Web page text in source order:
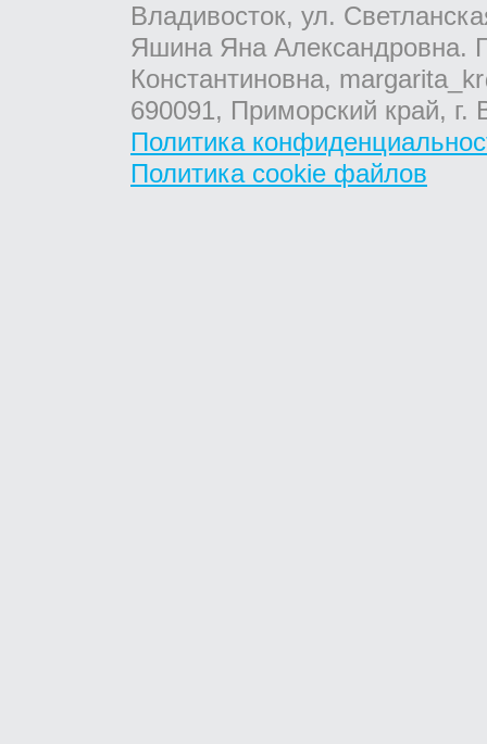
Владивосток, ул.
Яшина Яна Александровна.
Константиновна,
690091, Приморский край,
Политика
Политика cookie файлов